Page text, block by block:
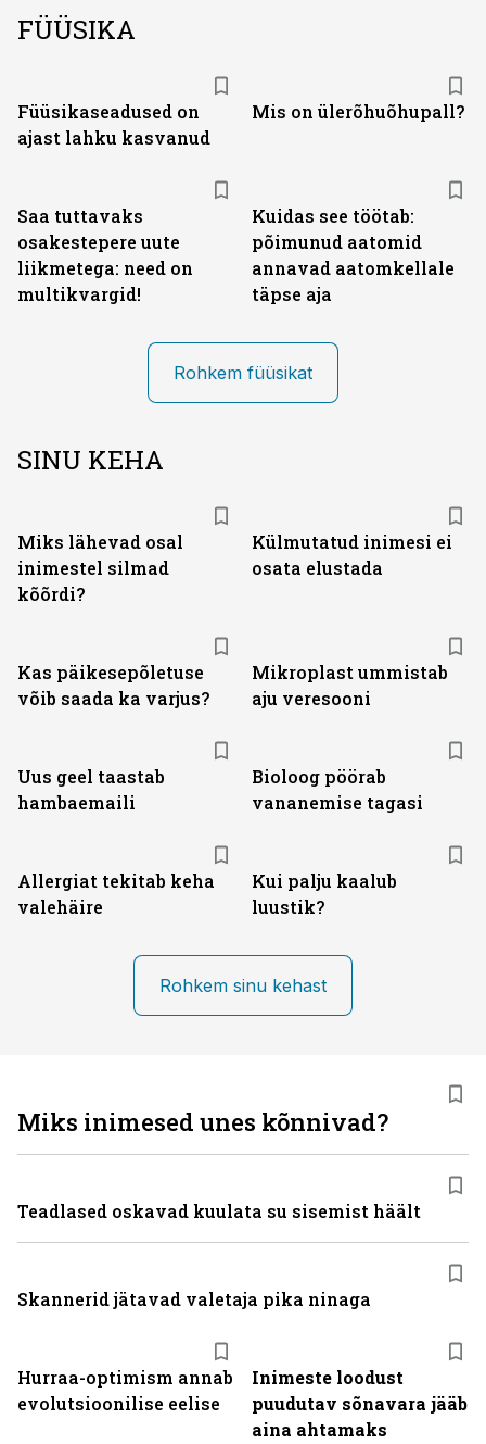
FÜÜSIKA
Füüsikaseadused on
ajast lahku kasvanud
Mis on ülerõhuõhupall?
Saa tuttavaks
osakestepere uute
liikmetega: need on
multikvargid!
Kuidas see töötab:
põimunud aatomid
annavad aatomkellale
täpse aja
Rohkem füüsikat
SINU KEHA
Miks lähevad osal
inimestel silmad
kõõrdi?
Külmutatud inimesi ei
osata elustada
Kas päikesepõletuse
võib saada ka varjus?
Mikroplast ummistab
aju veresooni
Uus geel taastab
hambaemaili
Bioloog pöörab
vananemise tagasi
Allergiat tekitab keha
valehäire
Kui palju kaalub
luustik?
Rohkem sinu kehast
Hurraa-optimism annab
evolutsioonilise eelise
Inimeste loodust
puudutav sõnavara jääb
aina ahtamaks
Miks inimesed unes kõnnivad?
Teadlased oskavad kuulata su sisemist häält
Skannerid jätavad valetaja pika ninaga